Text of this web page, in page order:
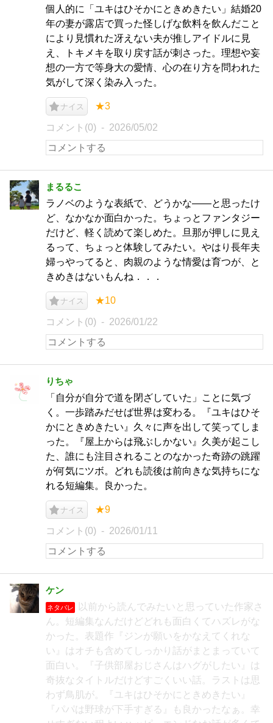
個人的に「ユキはひそかにときめきたい」結婚20
年の妻が露店で買った怪しげな飲料を飲んだこと
により見慣れた冴えない夫が推しアイドルに見
え、トキメキを取り戻す話が刺さった。理想や妄
想の一方で等身大の愛情、心の在り方を問われた
気がして深く染み入った。
ナイス ★3
コメント(0) 2026/05/02
まるるこ
ラノベのような表紙で、どうかな――と思ったけ
ど、なかなか面白かった。ちょっとファンタジー
だけど、軽く読めて楽しめた。旦那が押しに見え
るって、ちょっと体験してみたい。やはり長年夫
婦っやってると、肉親のような情愛は育つが、と
きめきはないもんね．．．
ナイス ★10
コメント(0) 2026/01/22
りちゃ
「自分が自分で道を閉ざしていた」ことに気づ
く。一歩踏みだせば世界は変わる。『ユキはひそ
かにときめきたい』久々に声を出して笑ってしま
った。『屋上からは飛ぶしかない』久美が起こし
た、誰にも注目されることのなかった奇跡の跳躍
が何気にツボ。どれも読後は前向きな気持ちにな
れる短編集。良かった。
ナイス ★9
コメント(0) 2026/01/11
ケン
ネタバレ
以前から読んでみたいと思っていた作家さ
ん。短編集なんだけどどれも面白くてハズレがな
かった。表題作『ジンが願いをかなえてくれな
い』はオチも含めてしっかり話がまとまっていて
面白い。『子供部屋おじさんはハグがしたい』は
奇抜なタイトルだけどすごくいい話。ラストは思
わず鳥肌が。『ユキはひそかにときめきたい』
『パパは野球が下手すぎる』も良かったなぁ。幸